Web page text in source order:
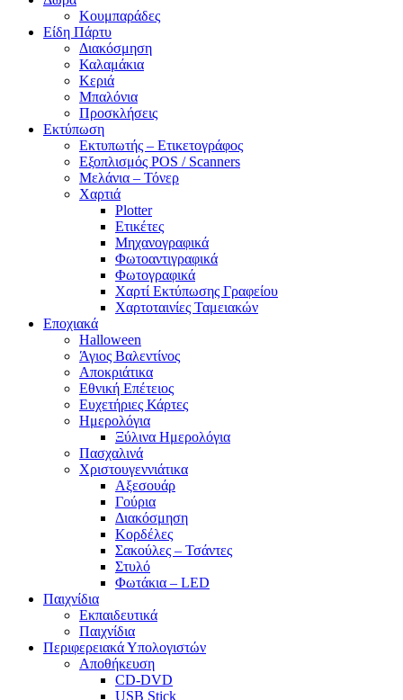
Κουμπαράδες
Είδη Πάρτυ
Διακόσμηση
Καλαμάκια
Κεριά
Μπαλόνια
Προσκλήσεις
Εκτύπωση
Εκτυπωτής – Ετικετογράφος
Εξοπλισμός POS / Scanners
Μελάνια – Τόνερ
Χαρτιά
Plotter
Ετικέτες
Μηχανογραφικά
Φωτοαντιγραφικά
Φωτογραφικά
Χαρτί Εκτύπωσης Γραφείου
Χαρτοταινίες Ταμειακών
Εποχιακά
Halloween
Άγιος Βαλεντίνος
Αποκριάτικα
Εθνική Επέτειος
Ευχετήριες Κάρτες
Ημερολόγια
Ξύλινα Ημερολόγια
Πασχαλινά
Χριστουγεννιάτικα
Αξεσουάρ
Γούρια
Διακόσμηση
Κορδέλες
Σακούλες – Τσάντες
Στυλό
Φωτάκια – LED
Παιχνίδια
Εκπαιδευτικά
Παιχνίδια
Περιφερειακά Υπολογιστών
Αποθήκευση
CD-DVD
USB Stick